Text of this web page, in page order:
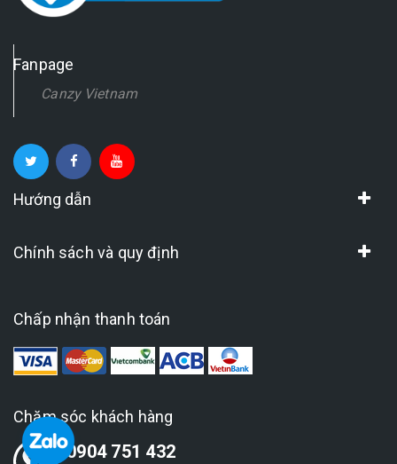
Fanpage
Canzy Vietnam
Hướng dẫn
Chính sách và quy định
Chấp nhận thanh toán
Chăm sóc khách hàng
0904 751 432